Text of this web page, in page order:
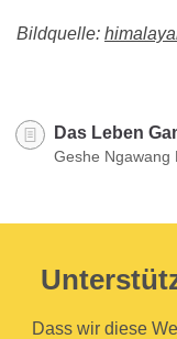
Bildquelle:
Das Leben
Geshe Ngawang
Dass wir diese